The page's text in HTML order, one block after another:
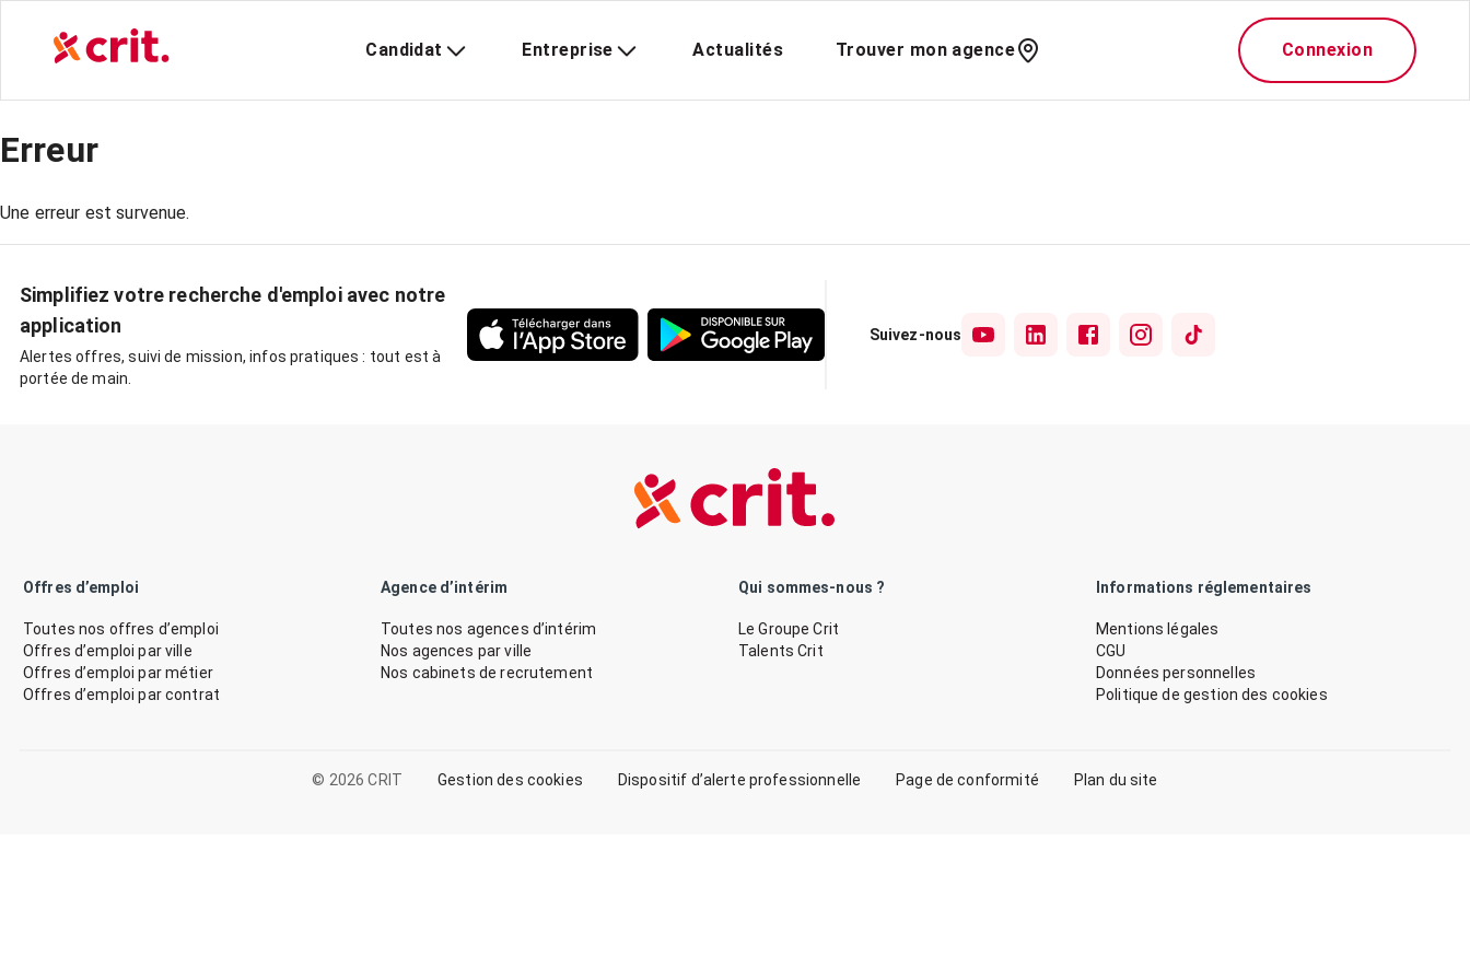
Candidat Entreprise Actualités Trouver mon agence Connexion
Erreur
Une erreur est survenue.
Simplifiez votre recherche d'emploi avec notre
application
Alertes offres, suivi de mission, infos pratiques : tout est à
portée de main.
Suivez-nous
Offres d’emploi
Toutes nos offres d’emploi
Offres d’emploi par ville
Offres d’emploi par métier
Offres d’emploi par contrat
Agence d’intérim
Toutes nos agences d’intérim
Nos agences par ville
Nos cabinets de recrutement
Qui sommes-nous ?
Le Groupe Crit
Talents Crit
Informations réglementaires
Mentions légales
CGU
Données personnelles
Politique de gestion des cookies
© 2026 CRIT Gestion des cookies Dispositif d’alerte professionnelle Page de conformité Plan du site